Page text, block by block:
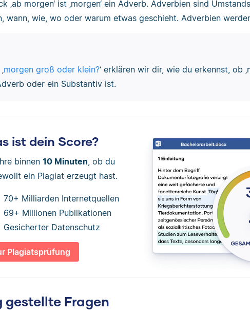
‚ab morgen‘ ist ‚morgen‘ ein Adverb. Adverbien sind
wann, wie, wo oder warum etwas geschieht. Adverbien
morgen groß oder klein?‘ erklären wir dir, wie du erkennst, ob
oder ein Substantiv ist.
ist dein Score?
binnen 10 Minuten , ob du
ein Plagiat erzeugt hast.
70+ Milliarden Internetquellen
69+ Millionen Publikationen
Gesicherter Datenschutz
Plagiatsprüfung
gestellte Fragen